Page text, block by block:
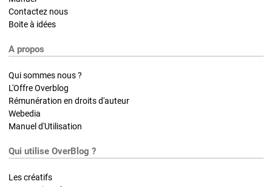
Contactez nous
Boite à idées
A propos
Qui sommes nous ?
L'Offre Overblog
Rémunération en droits d'auteur
Webedia
Manuel d'Utilisation
Qui utilise OverBlog ?
Les créatifs